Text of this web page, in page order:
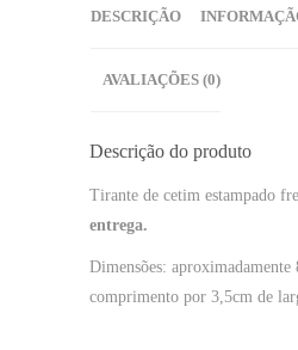
DESCRIÇÃO
AVALIAÇÕES (0)
Descrição do produto
Tirante de cetim estampado
entrega.
Dimensões: aproximadamente
comprimento por 3,5cm de